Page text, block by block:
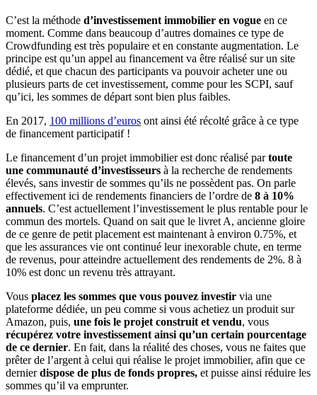
C’est la méthode d’investissement immobilier en vogue en ce
moment. Comme dans beaucoup d’autres domaines ce type de
Crowdfunding est très populaire et en constante augmentation. Le
principe est qu’un appel au financement va être réalisé sur un site
dédié, et que chacun des participants va pouvoir acheter une ou
plusieurs parts de cet investissement, comme pour les SCPI, sauf
qu’ici, les sommes de départ sont bien plus faibles.
En 2017, 100 millions d’euros ont ainsi été récolté grâce à ce type
de financement participatif !
Le financement d’un projet immobilier est donc réalisé partoute
une communauté d’investisseurs à la recherche de rendements
élevés, sans investir de sommes qu’ils ne possèdent pas. On parle
effectivement ici de rendements financiers de l’ordre de 8 à 10%
annuels. C’est actuellement l’investissement le plus rentable pour le
commun des mortels. Quand on sait que le livret A, ancienne gloire
de ce genre de petit placement est maintenant à environ 0.75%, et
que les assurances vie ont continué leur inexorable chute, en terme
de revenus, pour atteindre actuellement des rendements de 2%. 8 à
10% est donc un revenu très attrayant.
Vous placez les sommes que vous pouvez investir via une
plateforme dédiée, un peu comme si vous achetiez un produit sur
Amazon, puis, une fois le projet construit et vendu, vous
récupérez votre investissement ainsi qu’un certain pourcentage
de ce dernier. En fait, dans la réalité des choses, vous ne faites que
prêter de l’argent à celui qui réalise le projet immobilier, afin que ce
dernierdispose de plus de fonds propres, et puisse ainsi réduire les
sommes qu’il va emprunter.